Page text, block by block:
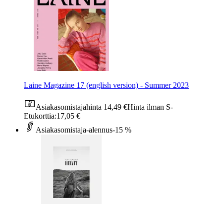
Laine Magazine 17 (english version) - Summer 2023
Asiakasomistajahinta 14,49 €Hinta ilman S-
Etukorttia:17,05 €
Asiakasomistaja-alennus-15 %